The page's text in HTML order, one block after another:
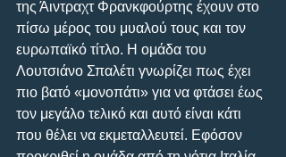
της Άιντραχτ Φρανκφούρτης έχουν στο
πίσω μέρος του μυαλού τους και τον
ευρωπαϊκό τίτλο. Η ομάδα του
Λουτσιάνο Σπαλέτι γνωρίζει πως έχει
πιο βατό «μονοπάτι» για να φτάσει έως
τον μεγάλο τελικό και αυτό είναι κάτι
που θέλει να εκμεταλλευτεί. Εφόσον